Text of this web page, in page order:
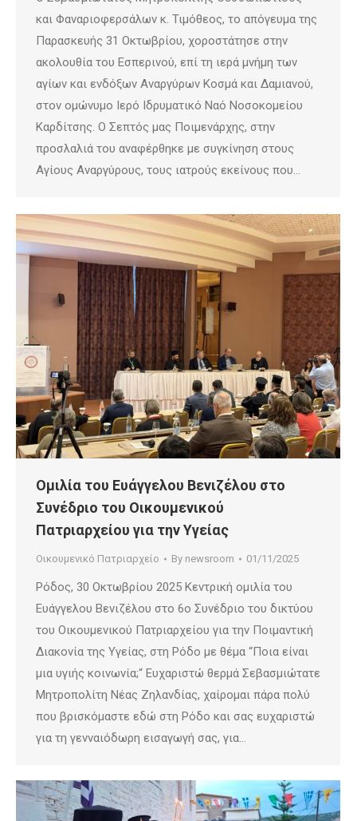
και Φαναριοφερσάλων κ. Τιμόθεος, το απόγευμα της
Παρασκευής 31 Οκτωβρίου, χοροστάτησε στην
ακολουθία του Εσπερινού, επί τη ιερά μνήμη των
αγίων και ενδόξων Αναργύρων Κοσμά και Δαμιανού,
στον ομώνυμο Ιερό Ιδρυματικό Ναό Νοσοκομείου
Καρδίτσης. Ο Σεπτός μας Ποιμενάρχης, στην
προσλαλιά του αναφέρθηκε με συγκίνηση στους
Αγίους Αναργύρους, τους ιατρούς εκείνους που…
Ομιλία του Ευάγγελου Βενιζέλου στο
Συνέδριο του Οικουμενικού
Πατριαρχείου για την Υγείας
Οικουμενικό Πατριαρχείο By newsroom 01/11/2025
Ρόδος, 30 Οκτωβρίου 2025 Κεντρική ομιλία του
Ευάγγελου Βενιζέλου στο 6ο Συνέδριο του δικτύου
του Οικουμενικού Πατριαρχείου για την Ποιμαντική
Διακονία της Υγείας, στη Ρόδο με θέμα “Ποια είναι
μια υγιής κοινωνία;“ Ευχαριστώ θερμά Σεβασμιώτατε
Μητροπολίτη Νέας Ζηλανδίας, χαίρομαι πάρα πολύ
που βρισκόμαστε εδώ στη Ρόδο και σας ευχαριστώ
για τη γενναιόδωρη εισαγωγή σας, για…